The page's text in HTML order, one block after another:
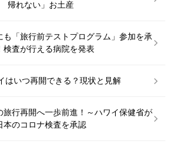
帰れない」お土産
も「旅行前テストプログラム」参加を承
検査が行える病院を発表
はいつ再開できる？現状と見解
旅行再開へ一歩前進！～ハワイ保健省が
本のコロナ検査を承認